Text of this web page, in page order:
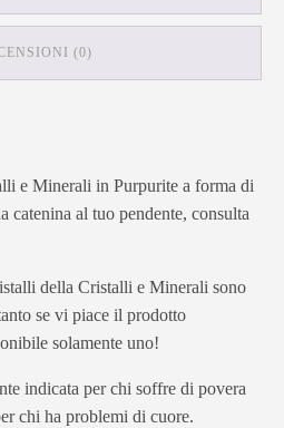
(0)
e Minerali in Purpurite a forma di
catenina al tuo pendente, consulta
della Cristalli e Minerali sono
se vi piace il prodotto
solamente uno!
indicata per chi soffre di povera
chi ha problemi di cuore.